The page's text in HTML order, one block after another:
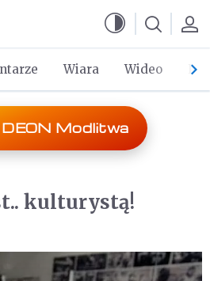
Wiara Wideo Po
DEON Modlitwa
kulturystą!